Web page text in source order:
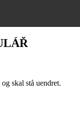
skal stå uendret.